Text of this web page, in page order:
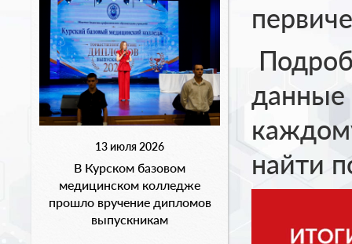
13 июля 2026
В Курском базовом
медицинском колледже
прошло вручение дипломов
выпускникам
данные
найти